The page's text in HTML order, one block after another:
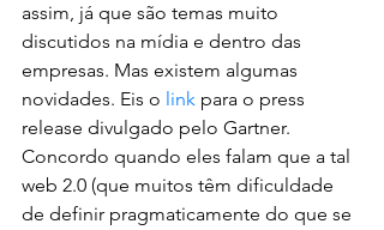
assim, já que são temas muito
discutidos na mídia e dentro das
empresas. Mas existem algumas
novidades. Eis o link para o press
release divulgado pelo Gartner.
Concordo quando eles falam que a tal
web 2.0 (que muitos têm dificuldade
de definir pragmaticamente do que se